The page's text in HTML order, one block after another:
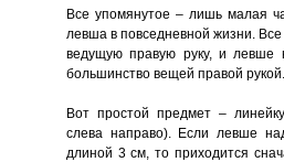
Все упомянутое – лишь малая
левша в повседневной жизни.
ведущую правую руку, и левше
большинство вещей правой рукой.
Вот простой предмет –
слева направо). Если левше
длиной 3 см, то приходится